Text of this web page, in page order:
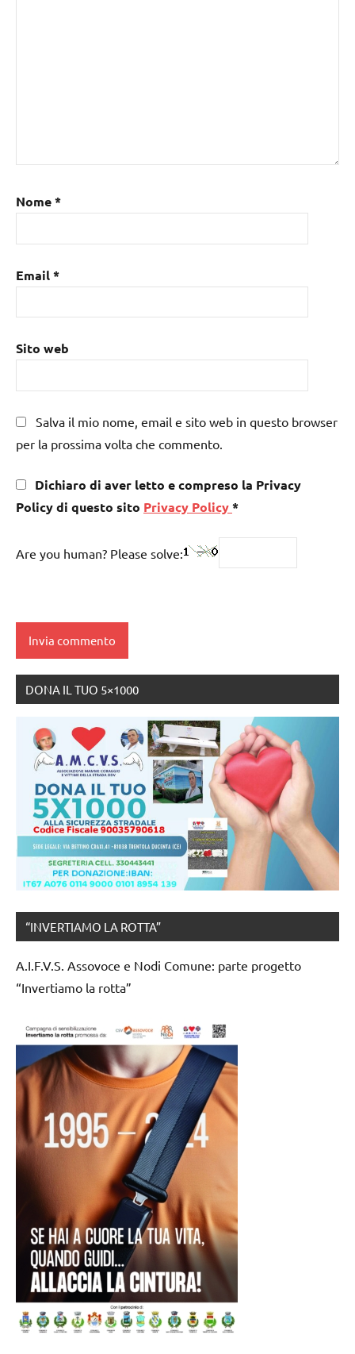
Nome*
Email*
Sito web
Salva il mio nome, email e sito web in questo browser
per la prossima volta che commento.
Dichiaro di aver letto e compreso la Privacy
Policy di questo sito Privacy Policy*
Are you human? Please solve:
DONA IL TUO 5×1000
“INVERTIAMO LA ROTTA”
A.I.F.V.S. Assovoce e Nodi Comune: parte progetto
“Invertiamo la rotta”